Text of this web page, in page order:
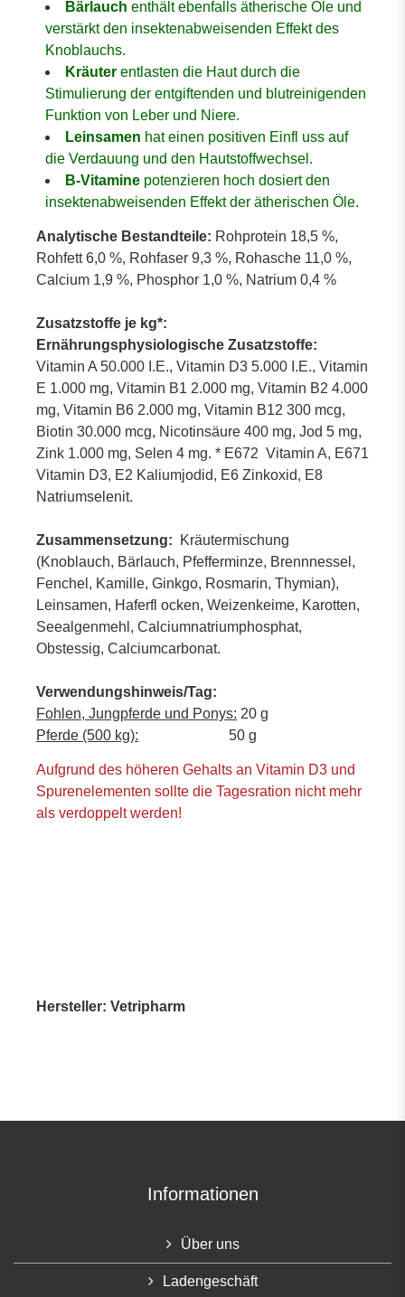
Bärlauch enthält ebenfalls ätherische Öle und
verstärkt den insektenabweisenden Effekt des
Knoblauchs.
Kräuter entlasten die Haut durch die
Stimulierung der entgiftenden und blutreinigenden
Funktion von Leber und Niere.
Leinsamen hat einen positiven Einfl uss auf
die Verdauung und den Hautstoffwechsel.
B-Vitamine potenzieren hoch dosiert den
insektenabweisenden Effekt der ätherischen Öle.
Analytische Bestandteile: Rohprotein 18,5 %,
Rohfett 6,0 %, Rohfaser 9,3 %, Rohasche 11,0 %,
Calcium 1,9 %, Phosphor 1,0 %, Natrium 0,4 %
Zusatzstoffe je kg*:
Ernährungsphysiologische Zusatzstoffe:
Vitamin A 50.000 I.E., Vitamin D3 5.000 I.E., Vitamin
E 1.000 mg, Vitamin B1 2.000 mg, Vitamin B2 4.000
mg, Vitamin B6 2.000 mg, Vitamin B12 300 mcg,
Biotin 30.000 mcg, Nicotinsäure 400 mg, Jod 5 mg,
Zink 1.000 mg, Selen 4 mg. * E672 Vitamin A, E671
Vitamin D3, E2 Kaliumjodid, E6 Zinkoxid, E8
Natriumselenit.
Zusammensetzung:
Kräutermischung
(Knoblauch, Bärlauch, Pfefferminze, Brennnessel,
Fenchel, Kamille, Ginkgo, Rosmarin, Thymian),
Leinsamen, Haferfl ocken, Weizenkeime, Karotten,
Seealgenmehl, Calciumnatriumphosphat,
Obstessig, Calciumcarbonat.
Verwendungshinweis/Tag:
Fohlen, Jungpferde und Ponys: 20 g
Pferde (500 kg): 50 g
Aufgrund des höheren Gehalts an Vitamin D3 und
Spurenelementen sollte die Tagesration nicht mehr
als verdoppelt werden!
Hersteller: Vetripharm
Informationen
Über uns
Ladengeschäft